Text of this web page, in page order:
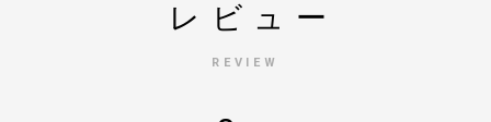
レビュー
REVIEW